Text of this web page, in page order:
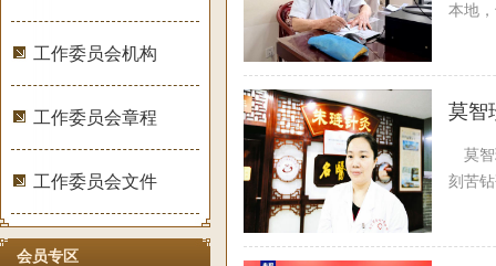
工作委员会机构
工作委员会章程
工作委员会文件
会员专区
本地
莫智
莫智
刻苦